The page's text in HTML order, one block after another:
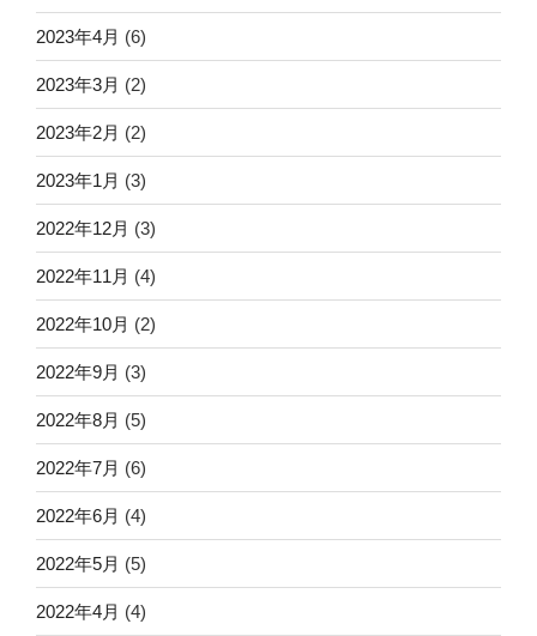
2023年4月 (6)
2023年3月 (2)
2023年2月 (2)
2023年1月 (3)
2022年12月 (3)
2022年11月 (4)
2022年10月 (2)
2022年9月 (3)
2022年8月 (5)
2022年7月 (6)
2022年6月 (4)
2022年5月 (5)
2022年4月 (4)